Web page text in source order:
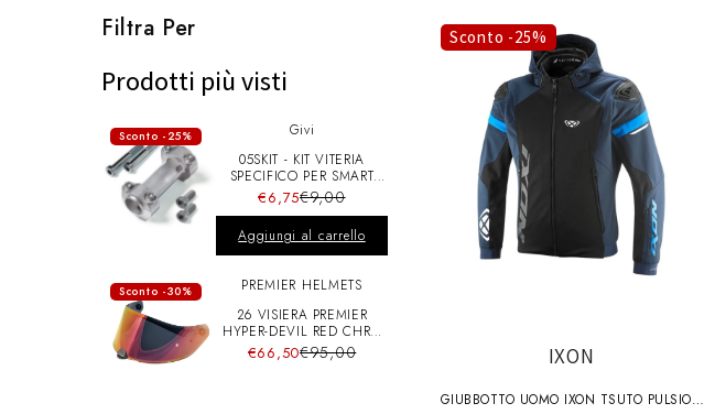
Filtra Per
Prodotti più visti
Sconto -25%
Givi
05SKIT - KIT VITERIA
SPECIFICO PER SMART
BAR S900A
€6,75€9,00
Aggiungi al carrello
Sconto -30%
PREMIER HELMETS
26 VISIERA PREMIER
HYPER-DEVIL RED CHRO
A+pins
€66,50€95,00
Sconto -25%
IXON
GIUBBOTTO UOMO IXON TSUTO PULSION